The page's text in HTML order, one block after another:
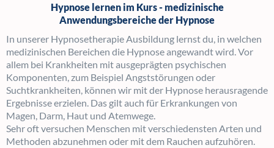
Hypnose lernen im Kurs - medizinische
Anwendungsbereiche der Hypnose
In unserer Hypnosetherapie Ausbildung lernst du, in welchen
medizinischen Bereichen die Hypnose angewandt wird. Vor
allem bei Krankheiten mit ausgeprägten psychischen
Komponenten, zum Beispiel Angststörungen oder
Suchtkrankheiten, können wir mit der Hypnose herausragende
Ergebnisse erzielen. Das gilt auch für Erkrankungen von
Magen, Darm, Haut und Atemwege.
Sehr oft versuchen Menschen mit verschiedensten Arten und
Methoden abzunehmen oder mit dem Rauchen aufzuhören.